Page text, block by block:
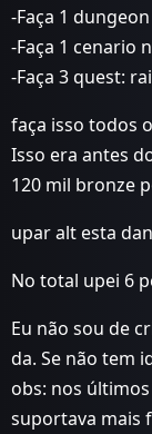
-Faça 1
-Faça 1 cenario
-Faça 3 quest:
faça isso todos
Isso era antes
120 mil bronze
upar alt esta
No total upei 6
Eu não sou de
da. Se não tem
obs: nos
suportava mais